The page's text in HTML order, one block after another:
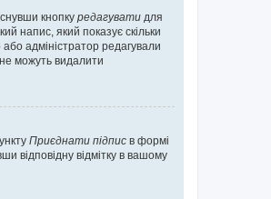
кнопку редагувати для
напис, який показує скільки
адміністратор редагували
можуть видалити
Приєднати підпис в формі
відповідну відмітку в вашому